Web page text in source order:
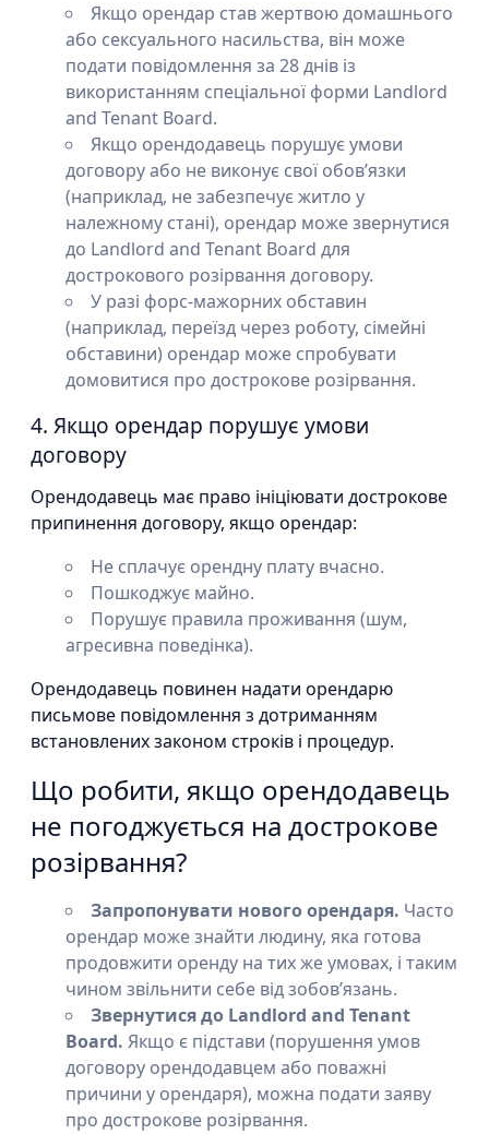
Якщо орендар став жертвою домашнього
або сексуального насильства, він може
подати повідомлення за 28 днів із
використанням спеціальної форми Landlord
and Tenant Board.
Якщо орендодавець порушує умови
договору або не виконує свої обов’язки
(наприклад, не забезпечує житло у
належному стані), орендар може звернутися
до Landlord and Tenant Board для
дострокового розірвання договору.
У разі форс-мажорних обставин
(наприклад, переїзд через роботу, сімейні
обставини) орендар може спробувати
домовитися про дострокове розірвання.
4. Якщо орендар порушує умови
договору
Орендодавець має право ініціювати дострокове
припинення договору, якщо орендар:
Не сплачує орендну плату вчасно.
Пошкоджує майно.
Порушує правила проживання (шум,
агресивна поведінка).
Орендодавець повинен надати орендарю
письмове повідомлення з дотриманням
встановлених законом строків і процедур.
Що робити, якщо орендодавець
не погоджується на дострокове
розірвання?
Запропонувати нового орендаря. Часто
орендар може знайти людину, яка готова
продовжити оренду на тих же умовах, і таким
чином звільнити себе від зобов’язань.
Звернутися до Landlord and Tenant
Board. Якщо є підстави (порушення умов
договору орендодавцем або поважні
причини у орендаря), можна подати заяву
про дострокове розірвання.